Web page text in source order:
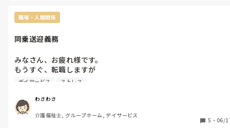
利用者さんとも、そこそこ話し
スタッフとの人間関係は特に悪くなく、仕事の話はするけど
やりがいもって働く
仕事するのも楽しいですが、仕事の
感覚が薄れて、ミスをしそうに
なるので、やはりやりがいを
やりがいも、私がいなきゃ困るでしょう、みたいな勘違いやりが
いは
絶対良くないですが。
職場・人間関係
同乗送迎義務
みなさん、お疲れ様です。
もうすぐ、転職しますが
他に転職理由ある中で
ずっと送迎してきたけど
目の疲れ、頭痛なので
今の職場
デイサービス ストレス
わさわさ
介護福祉士, グループホーム, デイサービス
5 ・ 06/